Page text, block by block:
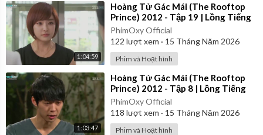
1:04:59
⁣Hoàng Tử Gác Mái (The Rooftop
Prince) 2012 - Tập 19 | Lồng Tiếng
PhimOxy Official
122 lượt xem · 15 Tháng Năm 2026
Phim và Hoạt hình
1:03:47
⁣Hoàng Tử Gác Mái (The Rooftop
Prince) 2012 - Tập 8 | Lồng Tiếng
PhimOxy Official
118 lượt xem · 15 Tháng Năm 2026
Phim và Hoạt hình